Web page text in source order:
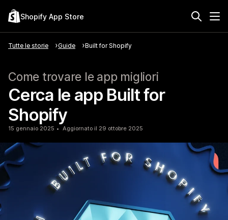
Shopify App Store
Tutte le storie Guide Built for Shopify
Come trovare le app migliori
Cerca le app Built for
Shopify
15 gennaio 2025 Aggiornato il 29 ottobre 2025